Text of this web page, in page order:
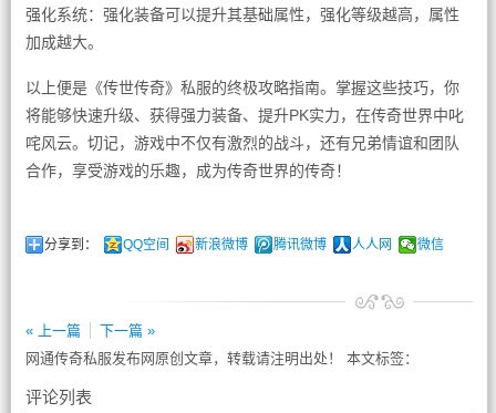
强化系统：强化装备可以提升其基础属性，强化等级越高，属性
加成越大。
以上便是《传世传奇》私服的终极攻略指南。掌握这些技巧，你
将能够快速升级、获得强力装备、提升PK实力，在传奇世界中叱
咤风云。切记，游戏中不仅有激烈的战斗，还有兄弟情谊和团队
合作，享受游戏的乐趣，成为传奇世界的传奇！
分享到： QQ空间 新浪微博 腾讯微博 人人网 微信
« 上一篇
下一篇 »
网通传奇私服发布网原创文章，转载请注明出处！ 本文标签：
评论列表